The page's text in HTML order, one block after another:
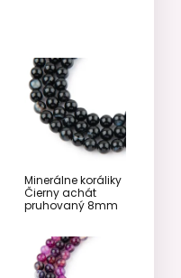
Minerálne koráliky
Čierny achát
pruhovaný 8mm